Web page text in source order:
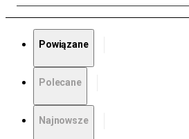
Powiązane
Polecane
Najnowsze